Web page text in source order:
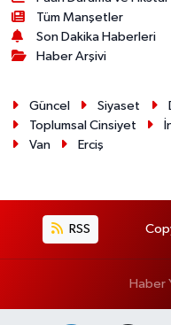
Tüm Manşetler
Son Dakika Haberleri
Haber Arşivi
Güncel Siyaset
Toplumsal Cinsiyet
Van
Erciş
RSS
Haber